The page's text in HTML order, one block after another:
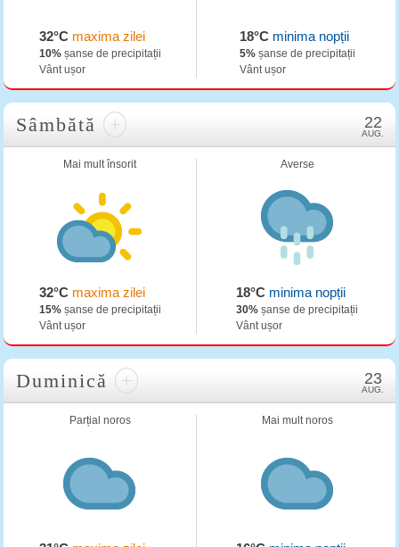
32°Cmaxima zilei
10%șanse de precipitații
Vânt ușor
18°Cminima nopții
5%șanse de precipitații
Vânt ușor
Sâmbătă + 22
AUG.
Mai mult însorit
32°Cmaxima zilei
15%șanse de precipitații
Vânt ușor
Averse
18°C minima nopții
30% șanse de precipitații
Vânt ușor
Duminică + 23
AUG.
Parțial noros Mai mult noros